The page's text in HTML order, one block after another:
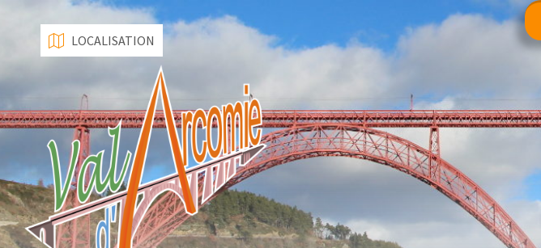
LOCALISATION